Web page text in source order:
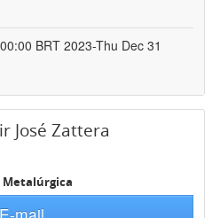
BRT 2023-Thu Dec 31
José Zattera
Metalúrgica